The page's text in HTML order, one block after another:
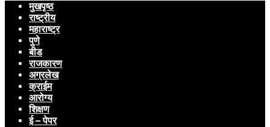
मुखपृष्ठ
राष्ट्रीय
महाराष्ट्र
पुणे
बीड
राजकारण
अग्रलेख
क्राईम
आरोग्य
शिक्षण
ई – पेपर